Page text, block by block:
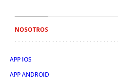
NOSOTROS
APP IOS
APP ANDROID